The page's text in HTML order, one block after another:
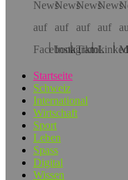
Startseite
Schweiz
International
Wirtschaft
Sport
Leben
Spass
Digital
Wissen